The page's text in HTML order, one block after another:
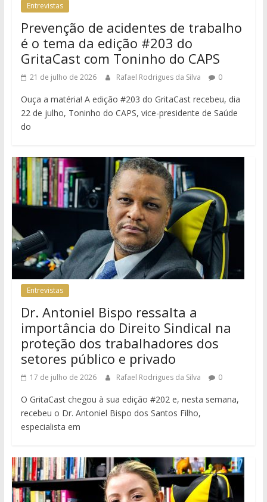
Entrevistas
Prevenção de acidentes de trabalho
é o tema da edição #203 do
GritaCast com Toninho do CAPS
21 de julho de 2026 Rafael Rodrigues da Silva 0
Ouça a matéria! A edição #203 do GritaCast recebeu, dia
22 de julho, Toninho do CAPS, vice-presidente de Saúde
do
Entrevistas
Dr. Antoniel Bispo ressalta a
importância do Direito Sindical na
proteção dos trabalhadores dos
setores público e privado
17 de julho de 2026 Rafael Rodrigues da Silva 0
O GritaCast chegou à sua edição #202 e, nesta semana,
recebeu o Dr. Antoniel Bispo dos Santos Filho,
especialista em